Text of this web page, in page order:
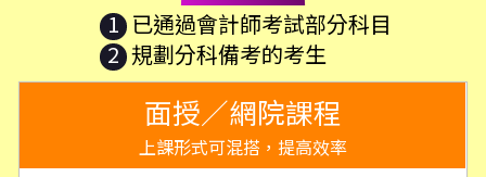
1 已通過會計師考試部分科目
2 規劃分科備考的考生
面授／網院課程
上課形式可混搭，提高效率